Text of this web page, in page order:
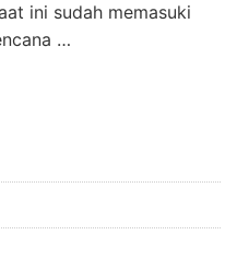
ini sudah memasuki
…